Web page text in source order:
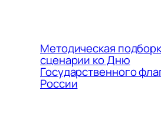
Методическая
сценарии ко Дню
Государственного
России